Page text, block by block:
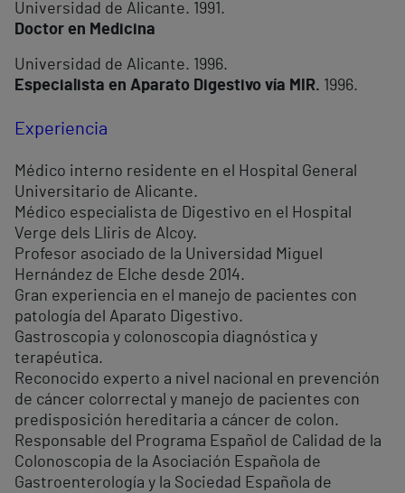
Universidad de Alicante. 1991.
Doctor en Medicina
Universidad de Alicante. 1996.
Especialista en Aparato Digestivo vía MIR.
1996.
Experiencia
Médico interno residente en el Hospital General
Universitario de Alicante.
Médico especialista de Digestivo en el Hospital
Verge dels Lliris de Alcoy.
Profesor asociado de la Universidad Miguel
Hernández de Elche desde 2014.
Gran experiencia en el manejo de pacientes con
patología del Aparato Digestivo.
Gastroscopia y colonoscopia diagnóstica y
terapéutica.
Reconocido experto a nivel nacional en prevención
de cáncer colorrectal y manejo de pacientes con
predisposición hereditaria a cáncer de colon.
Responsable del Programa Español de Calidad de la
Colonoscopia de la Asociación Española de
Gastroenterología y la Sociedad Española de